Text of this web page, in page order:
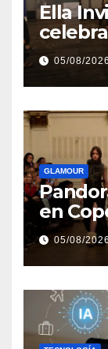
Ella
05/08/2026
GLAMOUR
en
través
05/08/